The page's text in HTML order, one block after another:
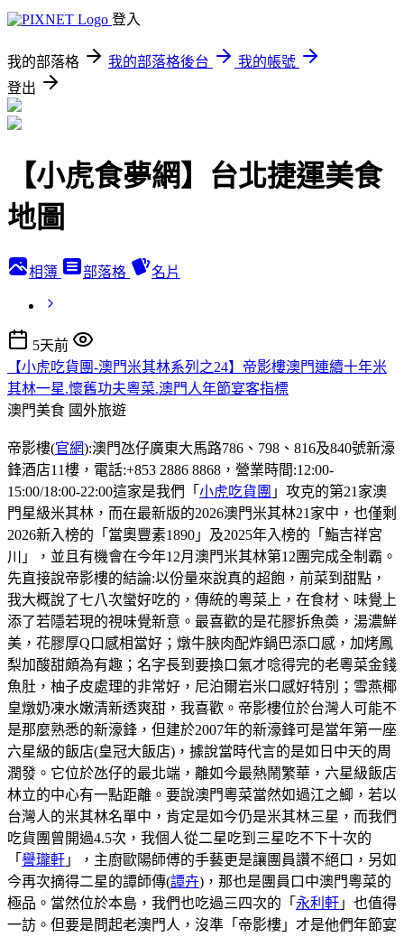
登入
我的部落格 我的部落格後台
我的帳號
登出
【小虎食夢網】台北捷運美食
地圖
相簿 部落格 名片
5天前
【小虎吃貨團-澳門米其林系列之24】帝影樓澳門連續十年米
其林一星.懷舊功夫粵菜.澳門人年節宴客指標
澳門美食 國外旅遊
帝影樓(官網):澳門氹仔廣東大馬路786、798、816及840號新濠
鋒酒店11樓，電話:+853 2886 8868，營業時間:12:00-
15:00/18:00-22:00這家是我們「 小虎吃貨團 」攻克的第21家澳
門星級米其林，而在最新版的2026澳門米其林21家中，也僅剩
2026新入榜的「當奧豐素1890」及2025年入榜的「鮨吉祥宮
川」，並且有機會在今年12月澳門米其林第12團完成全制霸。
先直接說帝影樓的結論:以份量來說真的超飽，前菜到甜點，
我大概說了七八次蠻好吃的，傳統的粵菜上，在食材、味覺上
添了若隱若現的視味覺新意。最喜歡的是花膠拆魚𡙡，湯濃鮮
美，花膠厚Q口感相當好；燉牛脥肉配炸鍋巴添口感，加烤鳳
梨加酸甜頗為有趣；名字長到要換口氣才唸得完的老粵菜金錢
魚肚，柚子皮處理的非常好，尼泊爾岩米口感好特別；雪燕椰
皇燉奶凍水嫩清新透爽甜，我喜歡。帝影樓位於台灣人可能不
是那麼熟悉的新濠鋒，但建於2007年的新濠鋒可是當年第一座
六星級的飯店(皇冠大飯店)，據說當時代言的是如日中天的周
潤發。它位於氹仔的最北端，離如今最熱鬧繁華，六星級飯店
林立的中心有一點距離。要說澳門粵菜當然如過江之鯽，若以
台灣人的米其林名單中，肯定是如今仍是米其林三星，而我們
吃貨團曾開過4.5次，我個人從二星吃到三星吃不下十次的
「 譽瓏軒 」，主廚歐陽師傅的手藝更是讓團員讚不絕口，另如
今再次摘得二星的譚師傳(譚卉)，那也是團員口中澳門粵菜的
極品。當然位於本島，我們也吃過三四次的「 永利軒 」也值得
一訪。但要是問起老澳門人，沒準「帝影樓」才是他們年節宴